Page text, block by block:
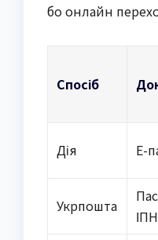
бо онлайн
Спосіб
Дія Е-
Укрпошта
ІПН